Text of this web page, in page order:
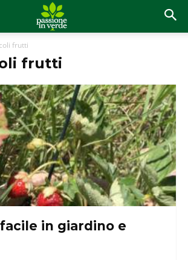
frutti
frutti
in giardino e